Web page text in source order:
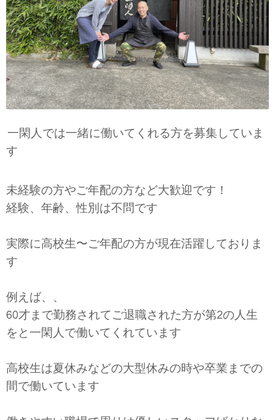
一閑人では一緒に働いてくれる方を募集していま
す
未経験の方やご年配の方など大歓迎です！
経験、年齢、性別は不問です
実際に高校生〜ご年配の方が現在活躍しておりま
す
例えば、、
60才まで勤務されてご退職された方が第2の人生
をと一閑人で働いてくれています
高校生は夏休みなどの大型休みの時や卒業までの
間で働いています